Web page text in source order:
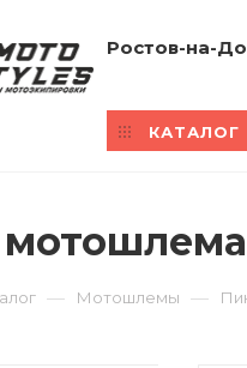
Ростов-на-
КАТАЛОГ
— Мотошлемы —